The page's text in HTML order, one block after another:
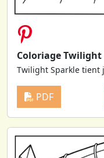
Coloriage
Twilight Sparkle tient
PDF